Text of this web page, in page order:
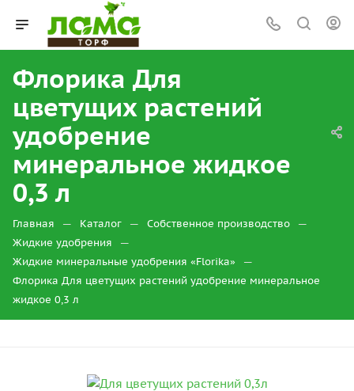
Флорика Для
цветущих растений
удобрение
минеральное жидкое
0,3 л
Главная — Каталог — Собственное производство —
Жидкие удобрения —
Жидкие минеральные удобрения «Florika» —
Флорика Для цветущих растений удобрение минеральное
жидкое 0,3 л